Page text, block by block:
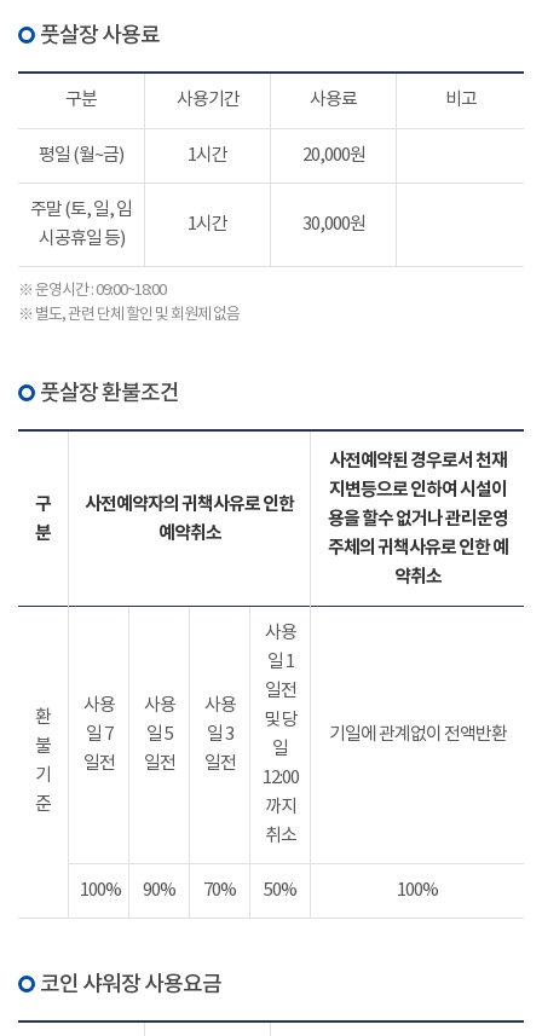
풋살장 사용료
구분 사용기간 사용료 비고
평일 (월~금) 1시간 20,000원
주말 (토, 일, 임
시공휴일 등)
1시간 30,000원
※ 운영시간 : 09:00~18:00
※ 별도, 관련 단체 할인 및 회원제 없음
풋살장 환불조건
구
분
사전예약자의 귀책사유로 인한
예약취소
사전예약된 경우로서 천재
지변등으로 인하여 시설이
용을 할수 없거나 관리운영
주체의 귀책사유로 인한 예
약취소
환
불
기
준
사용
일 7
일전
사용
일 5
일전
사용
일 3
일전
사용
일 1
일전
및 당
일
12:00
까지
취소
기일에 관계없이 전액반환
100% 90% 70% 50% 100%
코인 샤워장 사용요금